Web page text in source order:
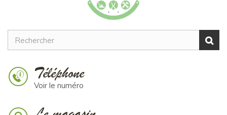
Téléphone
Voir le numéro